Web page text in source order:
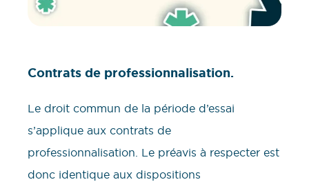
Contrats de professionnalisation.
Le droit commun de la période d’essai
s’applique aux contrats de
professionnalisation. Le préavis à respecter est
donc identique aux dispositions